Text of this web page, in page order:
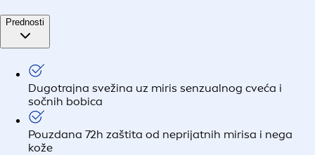
Prednosti
Dugotrajna svežina uz miris senzualnog cveća i
sočnih bobica
Pouzdana 72h zaštita od neprijatnih mirisa i nega
kože